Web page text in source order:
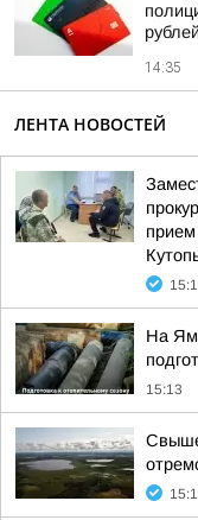
14:35
ЛЕНТА НОВОСТЕЙ
На
15:13